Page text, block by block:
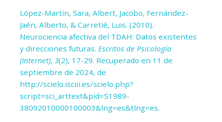
López-Martín, Sara, Albert, Jacobo, Fernández-
Jaén, Alberto, & Carretié, Luis. (2010).
Neurociencia afectiva del TDAH: Datos existentes
y direcciones futuras. Escritos de Psicología
(Internet), 3(2), 17-29. Recuperado en 11 de
septiembre de 2024, de
http://scielo.isciii.es/scielo.php?
script=sci_arttext&pid=S1989-
38092010000100003&lng=es&tlng=es.